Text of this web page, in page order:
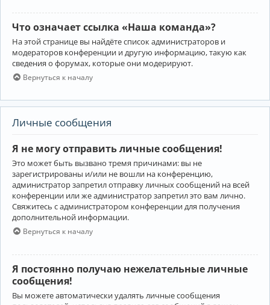
Что означает ссылка «Наша команда»?
На этой странице вы найдёте список администраторов и
модераторов конференции и другую информацию, такую как
сведения о форумах, которые они модерируют.
Вернуться к началу
Личные сообщения
Я не могу отправить личные сообщения!
Это может быть вызвано тремя причинами: вы не
зарегистрированы и/или не вошли на конференцию,
администратор запретил отправку личных сообщений на всей
конференции или же администратор запретил это вам лично.
Свяжитесь с администратором конференции для получения
дополнительной информации.
Вернуться к началу
Я постоянно получаю нежелательные личные
сообщения!
Вы можете автоматически удалять личные сообщения